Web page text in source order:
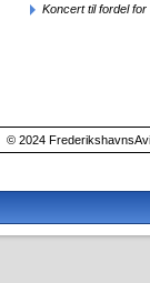
Koncert til fordel
© 2024